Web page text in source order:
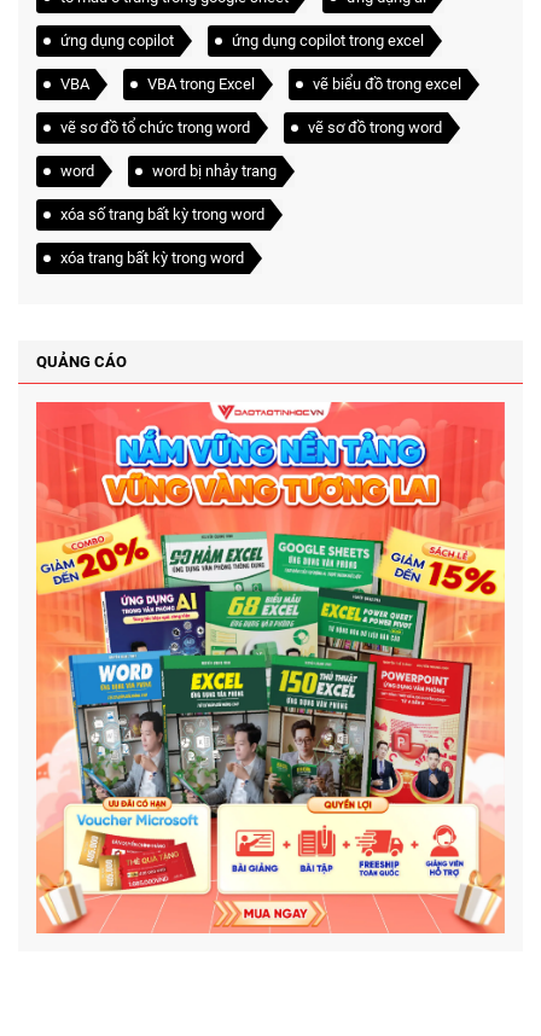
ứng dụng copilot ứng dụng copilot trong excel
VBA VBA trong Excel vẽ biểu đồ trong excel
vẽ sơ đồ tổ chức trong word vẽ sơ đồ trong word
word word bị nhảy trang
xóa số trang bất kỳ trong word
xóa trang bất kỳ trong word
QUẢNG CÁO